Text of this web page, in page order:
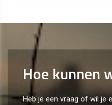
Hoe kunnen
Heb je een vraag of wil je